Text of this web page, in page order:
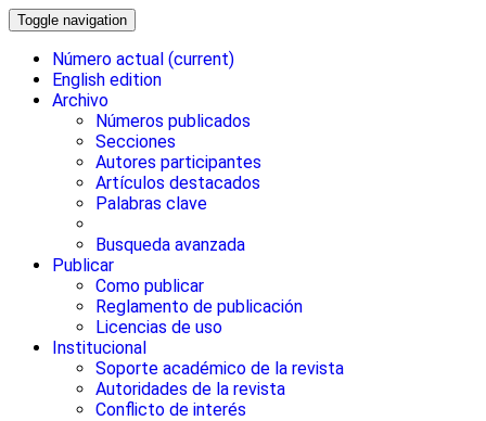
Toggle navigation
Número actual (current)
English edition
Archivo
Números publicados
Secciones
Autores participantes
Artículos destacados
Palabras clave
Busqueda avanzada
Publicar
Como publicar
Reglamento de publicación
Licencias de uso
Institucional
Soporte académico de la revista
Autoridades de la revista
Conflicto de interés